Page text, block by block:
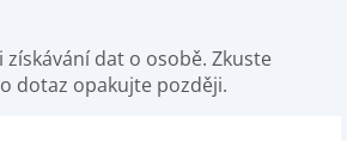
získávání dat o osobě. Zkuste
dotaz opakujte později.